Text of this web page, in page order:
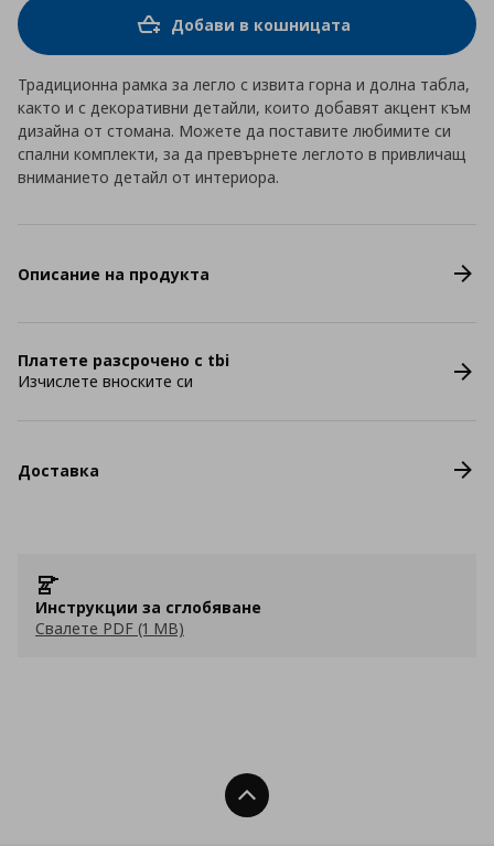
Добави в кошницата
Традиционна рамка за легло с извита горна и долна табла,
както и с декоративни детайли, които добавят акцент към
дизайна от стомана. Можете да поставите любимите си
спални комплекти, за да превърнете леглото в привличащ
вниманието детайл от интериора.
Описание на продукта
Платете разсрочено с tbi
Изчислете вноските си
Доставка
Инструкции за сглобяване
Свалете PDF (1 MB)
Нагоре